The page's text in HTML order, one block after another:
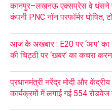
कानपुर–लखनऊ एक्सप्रेस वे धंसने
कंपनी PNC नॉन परफॉर्मर घोषित,
आज के अखबार : E20 पर ‘आप’ का
की चिट्ठी पर ‘खबर’ का कचरा
प्रधानमंत्री नरेंद्र मोदी और
कार्यक्रमों में लगाई गई 554